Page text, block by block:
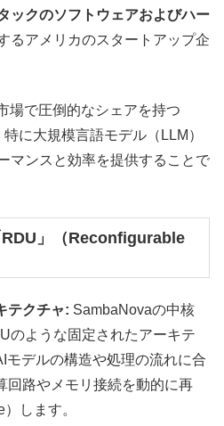
ックのソフトウェアおよびハー
るアメリカのスタートアップ企
場で圧倒的なシェアを持つ
に大規模言語モデル（LLM）
マンスと効率を提供することで
」（Reconfigurable
テクチャ: SambaNovaの中核
のような固定されたアーキテ
モデルの構造や処理の流れに合
回路やメモリ接続を動的に再
します。